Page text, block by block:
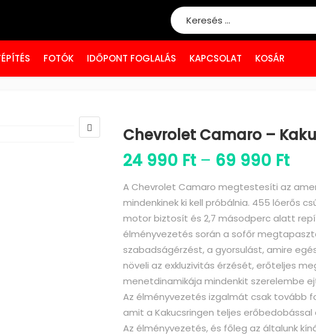
Search for:
FOTÓK IDŐPONT FOGLALÁS KAPCSOLAT KOSÁR
Chevrolet Camaro –
24 990 Ft – 69 990 Ft
A Chevrolet Camaro megtestesíti az
mindenkinek ki kell próbálnia. 455 lóerős
motor biztosít és 2,7 másodperc alatt
élményvezetés során a sofőr
szabadságérzést, a gyorsulást, amire
növeli az exkluzivitás érzését, erőteljes
menetdinamikája mindenkit szerelembe
Az élményvezetés izgalmát csak tovább
amit a Kakucsringen teljes
Az élményvezetés, és főleg az általunk